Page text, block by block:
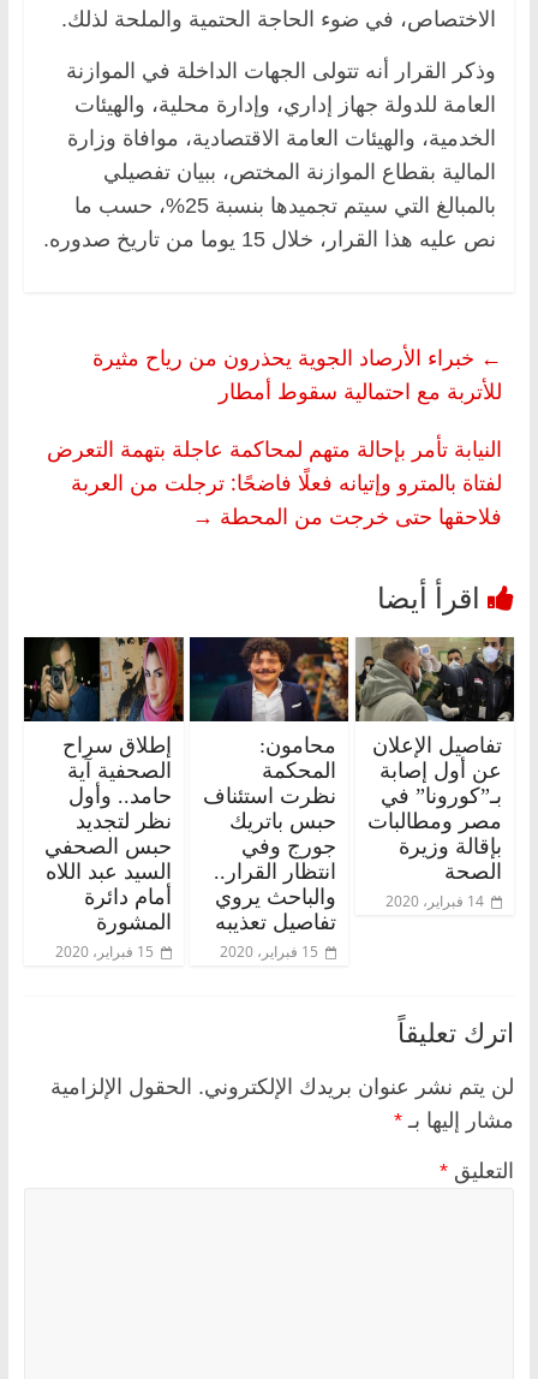
الاختصاص، في ضوء الحاجة الحتمية والملحة لذلك.
وذكر القرار أنه تتولى الجهات الداخلة في الموازنة
العامة للدولة جهاز إداري، وإدارة محلية، والهيئات
الخدمية، والهيئات العامة الاقتصادية، موافاة وزارة
المالية بقطاع الموازنة المختص، ببيان تفصيلي
بالمبالغ التي سيتم تجميدها بنسبة 25%، حسب ما
نص عليه هذا القرار، خلال 15 يوما من تاريخ صدوره.
← خبراء الأرصاد الجوية يحذرون من رياح مثيرة
للأتربة مع احتمالية سقوط أمطار
النيابة تأمر بإحالة متهم لمحاكمة عاجلة بتهمة التعرض
لفتاة بالمترو وإتيانه فعلًا فاضحًا: ترجلت من العربة
فلاحقها حتى خرجت من المحطة →
تفاصيل الإعلان
عن أول إصابة
بـ”كورونا” في
مصر ومطالبات
بإقالة وزيرة
الصحة
14 فبراير، 2020
محامون:
المحكمة
نظرت استئناف
حبس باتريك
جورج وفي
انتظار القرار..
والباحث يروي
تفاصيل تعذيبه
15 فبراير، 2020
إطلاق سراح
الصحفية آية
حامد.. وأول
نظر لتجديد
حبس الصحفي
السيد عبد اللاه
أمام دائرة
المشورة
15 فبراير، 2020
اترك تعليقاً
لن يتم نشر عنوان بريدك الإلكتروني. الحقول الإلزامية
مشار إليها بـ *
التعليق *